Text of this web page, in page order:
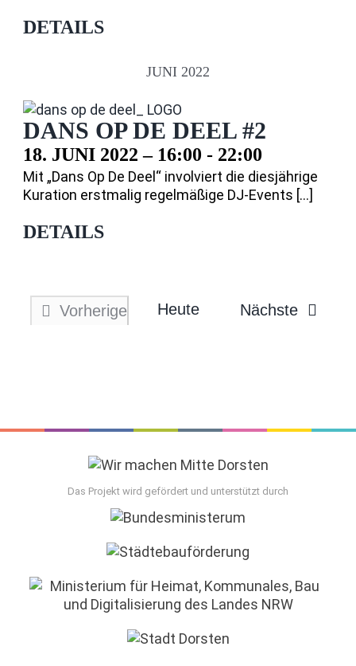
DETAILS
JUNI 2022
DANS OP DE DEEL #2
18. JUNI 2022 – 16:00 - 22:00
Mit „Dans Op De Deel“ involviert die diesjährige
Kuration erstmalig regelmäßige DJ-Events [...]
DETAILS
Vorherige
Heute Nächste
Das Projekt wird gefördert und unterstützt durch